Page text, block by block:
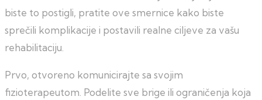
biste to postigli, pratite ove smernice kako biste
sprečili komplikacije i postavili realne ciljeve za vašu
rehabilitaciju.
Prvo, otvoreno komunicirajte sa svojim
fizioterapeutom. Podelite sve brige ili ograničenja koja